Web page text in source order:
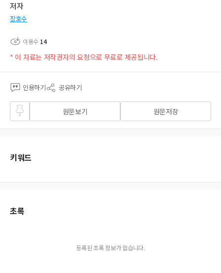
저자
장호수
이용수 14
* 이 자료는 저작권자의 요청으로 무료로 제공됩니다.
인용하기 공유하기
즐겨
찾기
원문보기 원문저장
키워드
초록
등록된 초록 정보가 없습니다.